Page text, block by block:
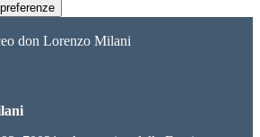
don Lorenzo Milani